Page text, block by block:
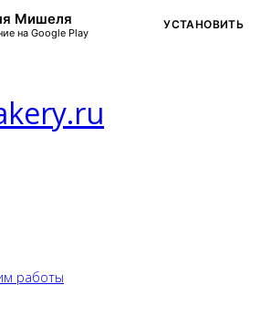
работы
Мишеля
на Google Play
УСТАНОВИТЬ